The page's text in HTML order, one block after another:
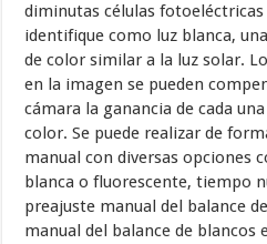
diminutas células
identifique como luz blanca,
de color similar a la luz solar.
en la imagen se pueden
cámara la ganancia de cada
color. Se puede realizar de
manual con diversas opciones
blanca o fluorescente, tiempo
preajuste manual del balance
manual del balance de blancos